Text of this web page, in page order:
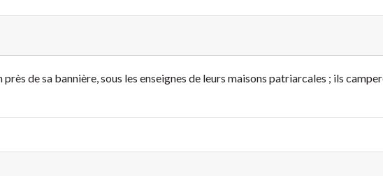
près de sa bannière, sous les enseignes de leurs maisons patriarcales ; ils